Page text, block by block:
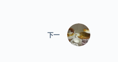
下一